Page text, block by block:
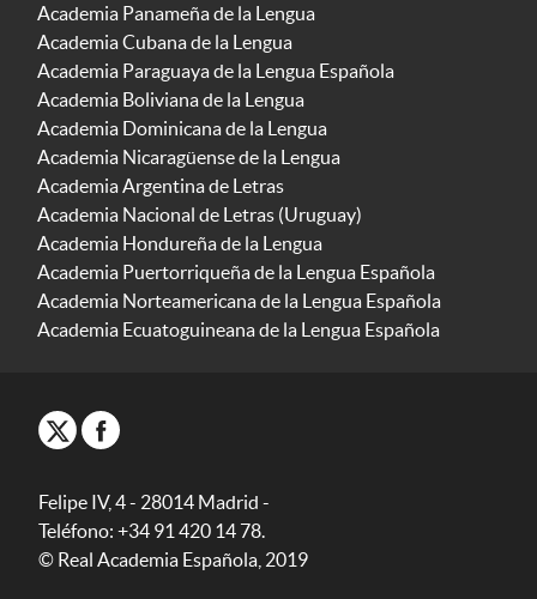
Academia Panameña de la Lengua
Academia Cubana de la Lengua
Academia Paraguaya de la Lengua Española
Academia Boliviana de la Lengua
Academia Dominicana de la Lengua
Academia Nicaragüense de la Lengua
Academia Argentina de Letras
Academia Nacional de Letras (Uruguay)
Academia Hondureña de la Lengua
Academia Puertorriqueña de la Lengua Española
Academia Norteamericana de la Lengua Española
Academia Ecuatoguineana de la Lengua Española
Felipe IV, 4 - 28014 Madrid -
Teléfono: +34 91 420 14 78.
© Real Academia Española, 2019